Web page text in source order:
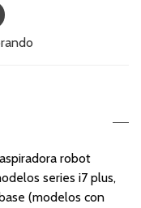
robot
series i7 plus,
(modelos con